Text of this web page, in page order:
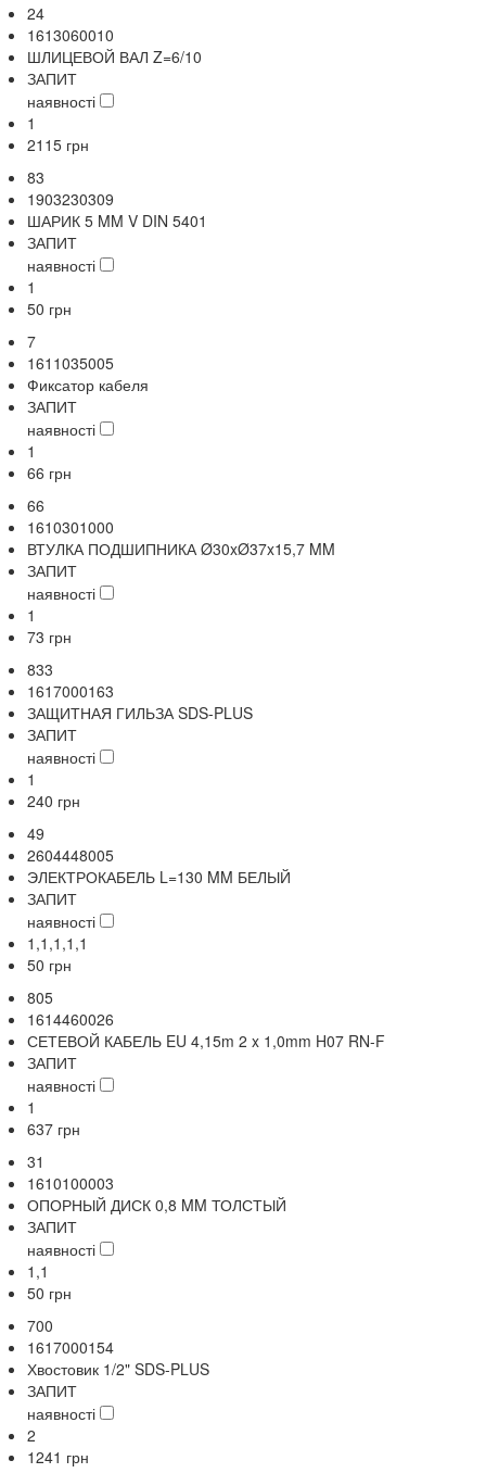
24
1613060010
ШЛИЦЕВОЙ ВАЛ Z=6/10
ЗАПИТ
наявності
1
2115 грн
83
1903230309
ШАРИК 5 MM V DIN 5401
ЗАПИТ
наявності
1
50 грн
7
1611035005
Фиксатор кабеля
ЗАПИТ
наявності
1
66 грн
66
1610301000
ВТУЛКА ПОДШИПНИКА Ø30xØ37x15,7 MM
ЗАПИТ
наявності
1
73 грн
833
1617000163
ЗАЩИТНАЯ ГИЛЬЗА SDS-PLUS
ЗАПИТ
наявності
1
240 грн
49
2604448005
ЭЛЕКТРОКАБЕЛЬ L=130 MM БЕЛЫЙ
ЗАПИТ
наявності
1,1,1,1,1
50 грн
805
1614460026
СЕТЕВОЙ КАБЕЛЬ EU 4,15m 2 x 1,0mm H07 RN-F
ЗАПИТ
наявності
1
637 грн
31
1610100003
ОПОРНЫЙ ДИСК 0,8 MM ТОЛСТЫЙ
ЗАПИТ
наявності
1,1
50 грн
700
1617000154
Хвостовик 1/2" SDS-PLUS
ЗАПИТ
наявності
2
1241 грн